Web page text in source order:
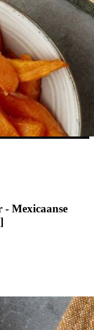
Mexicaanse